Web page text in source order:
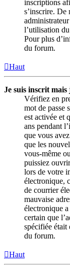
inscriptions
s’inscrire. De
l’utilisation
Pour plus
du forum.
Haut
Je suis inscrit mais
Vérifiez en
mot de passe
est activée et
ans pendant
que vous
que les
vous-même
puissiez
lors de votre
électronique,
de courrier
mauvaise
électronique
certain que
spécifiée était
du forum.
Haut